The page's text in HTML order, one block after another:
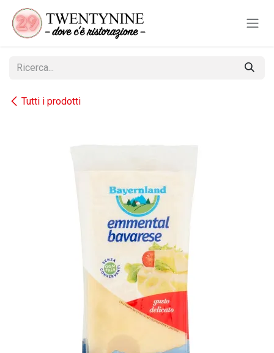
Passa al contenuto
Tutti i prodotti